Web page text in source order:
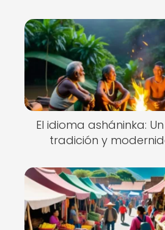
El idioma asháninka:
tradición y